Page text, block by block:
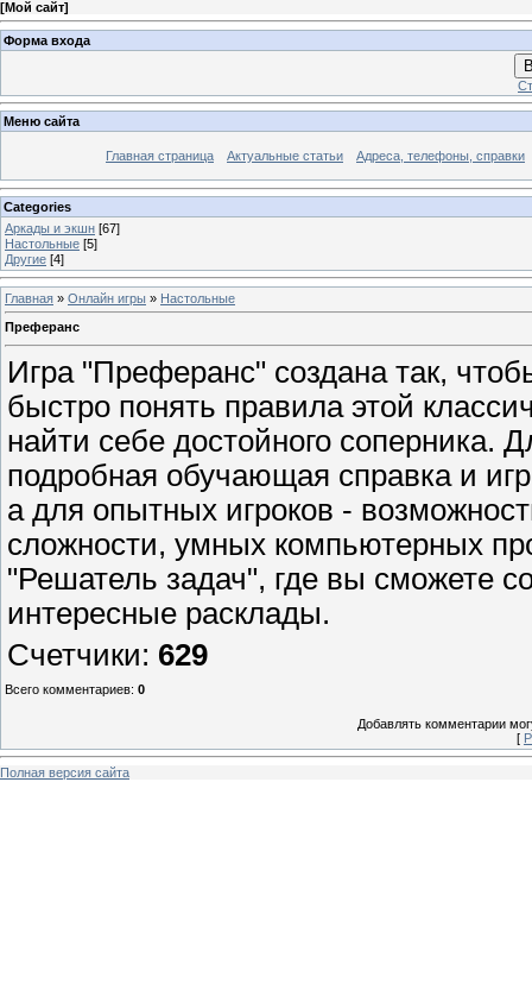
[Мой сайт]
Форма входа
Меню сайта
Главная страница Актуальные статьи Адреса, телефоны, справки
Categories
Аркады и экшн [67]
Настольные [5]
Другие [4]
Главная » Онлайн игры » Настольные
Преферанс
Игра "Преферанс" создана так,
быстро понять правила этой
найти себе достойного соперника.
подробная обучающая справка и
а для опытных игроков -
сложности, умных компьютерных
"Решатель задач", где вы сможете
интересные расклады.
Счетчики: 629
Всего комментариев: 0
Добавлять комментарии
[
Полная версия сайта